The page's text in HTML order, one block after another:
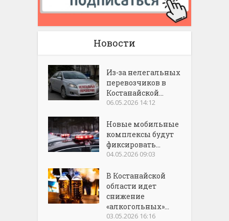
Новости
Из-за нелегальных
перевозчиков в
Костанайской...
06.05.2026 14:12
Новые мобильные
комплексы будут
фиксировать...
04.05.2026 09:03
В Костанайской
области идет
снижение
«алкогольных»...
03.05.2026 16:16